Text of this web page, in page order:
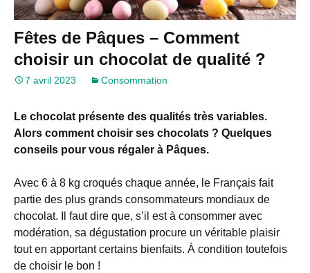
Fêtes de Pâques – Comment
choisir un chocolat de qualité ?
7 avril 2023 Consommation
Le chocolat présente des qualités très variables.
Alors comment choisir ses chocolats ? Quelques
conseils pour vous régaler à Pâques.
Avec 6 à 8 kg croqués chaque année, le Français fait
partie des plus grands consommateurs mondiaux de
chocolat. Il faut dire que, s’il est à consommer avec
modération, sa dégustation procure un véritable plaisir
tout en apportant certains bienfaits. À condition toutefois
de choisir le bon !